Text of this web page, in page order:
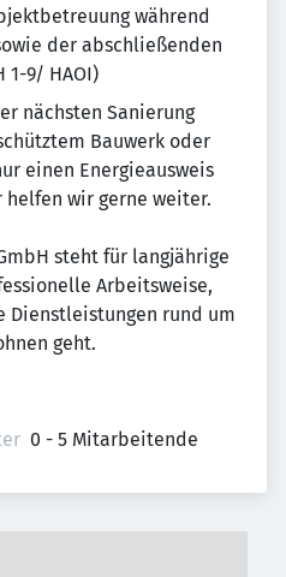
während
der abschließenden
1-9/ HAOI)
nächsten Sanierung
Bauwerk oder
einen Energieausweis
wir gerne weiter.
steht für langjährige
Arbeitsweise,
Dienstleistungen rund um
geht.
0 - 5 Mitarbeitende